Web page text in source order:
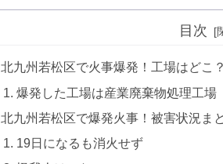
目次
北九州若松区で火事爆発！工場はどこ？
爆発した工場は産業廃棄物処理工場
北九州若松区で爆発火事！被害状況ま
19日になるも消火せず